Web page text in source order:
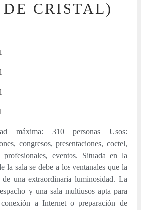
CRISTAL)
máxima: 310 personas Usos:
congresos, presentaciones, coctel,
profesionales, eventos. Situada en la
la sala se debe a los ventanales que la
de una extraordinaria luminosidad. La
y una sala multiusos apta para
a Internet o preparación de